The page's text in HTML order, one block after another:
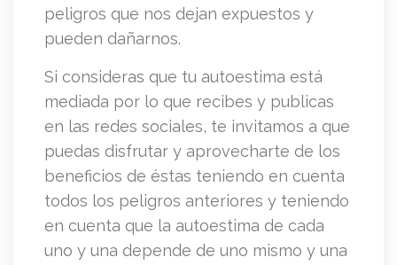
peligros que nos dejan expuestos y
pueden dañarnos.
Si consideras que tu autoestima está
mediada por lo que recibes y publicas
en las redes sociales, te invitamos a que
puedas disfrutar y aprovecharte de los
beneficios de éstas teniendo en cuenta
todos los peligros anteriores y teniendo
en cuenta que la autoestima de cada
uno y una depende de uno mismo y una